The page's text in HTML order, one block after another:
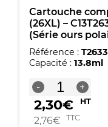
(Série
ours
polaire)
-
Magenta
Cartouche
(26XL) –
(Série ours
Référence :
Capacité : 13.8ml
-
quantité
de
Cartouche
compatible
+
2,30€ HT
2,76€ TTC